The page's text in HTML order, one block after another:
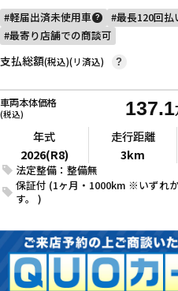
軽届出済未使用車 ? 最長120回払
最寄り店舗での商談可
支払総額(税込)(リ済込) ?
車両本体価格
(税込) 137.1
法定整備：整備無
保証付 (1ヶ月・1000km ※いずれ
す。 )
年式
2026(R8)
走行距離
3km